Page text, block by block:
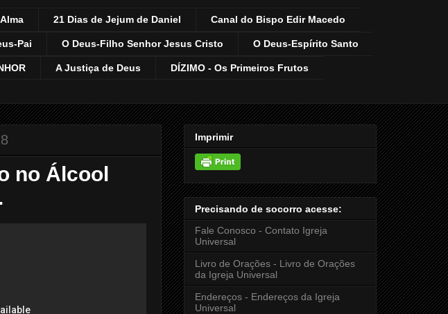
21 Dias de Jejum de Daniel Canal do Bispo Edir Macedo
Pai O Deus-Filho Senhor Jesus Cristo O Deus-Espírito Santo
A Justiça de Deus DÍZIMO - Os Primeiros Frutos
no Álcool
Imprimir
Precisando de socorro acesse:
Fale Conosco - Contato Igreja
Universal
Livro de Orações - Livro de Orações
da Igreja Universal
Endereços - Endereços da Igreja
Universal